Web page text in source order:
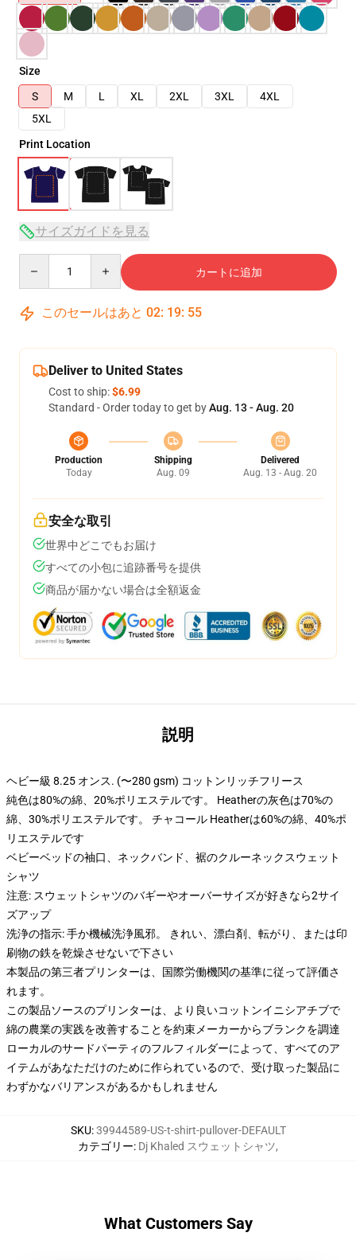
Size
S
M L XL 2XL 3XL
4XL
5XL
Print Location
サイズガイドを見る
カートに追加
このセールはあと 02: 19: 54
Deliver to United States
Cost to ship:$6.99
Standard - Order today to get byAug. 13 - Aug. 20
Production
Today
Shipping
Aug. 09
Delivered
Aug. 13 - Aug. 20
安全な取引
世界中どこでもお届け
すべての小包に追跡番号を提供
商品が届かない場合は全額返金
説明
ヘビー級 8.25 オンス. (〜280 gsm) コットンリッチフリース
純色は80%の綿、20%ポリエステルです。 Heatherの灰色は70%の
綿、30%ポリエステルです。 チャコール Heatherは60%の綿、40%ポ
リエステルです
ベビーベッドの袖口、ネックバンド、裾のクルーネックスウェット
シャツ
注意: スウェットシャツのバギーやオーバーサイズが好きなら2サイ
ズアップ
洗浄の指示: 手か機械洗浄風邪。 きれい、漂白剤、転がり、または印
刷物の鉄を乾燥させないで下さい
本製品の第三者プリンターは、国際労働機関の基準に従って評価さ
れます。
この製品ソースのプリンターは、より良いコットンイニシアチブで
綿の農業の実践を改善することを約束メーカーからブランクを調達
ローカルのサードパーティのフルフィルダーによって、すべてのア
イテムがあなただけのために作られているので、受け取った製品に
わずかなバリアンスがあるかもしれません
SKU:39944589-US-t-shirt-pullover-DEFAULT
カテゴリー: Dj Khaled スウェットシャツ,
What Customers Say